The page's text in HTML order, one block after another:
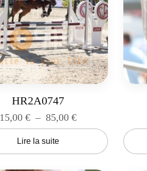
HR2A0747
15,00 € – 85,00 €
Lire la suite